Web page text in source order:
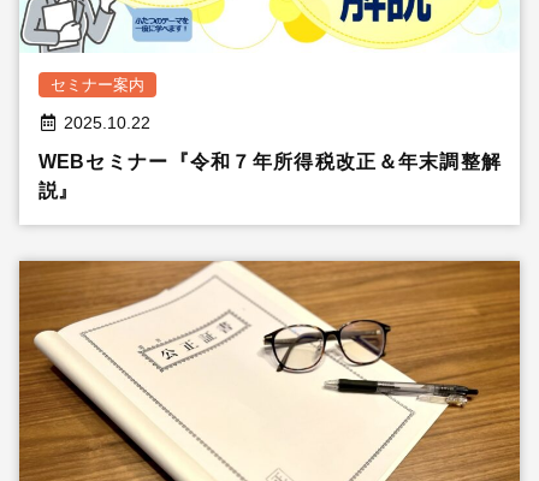
セミナー案内
2025.10.22
WEBセミナー『令和７年所得税改正＆年末調整解
説』